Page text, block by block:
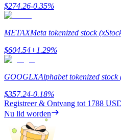
Launchpool
Flexibel staken om populaire
$274.26-0.35%
METAXMeta tokenized stock
$604.54+1.29%
GOOGLXAlphabet tokenized stock
$357.24-0.18%
Registreer & Ontvang tot 1788
Nu lid worden